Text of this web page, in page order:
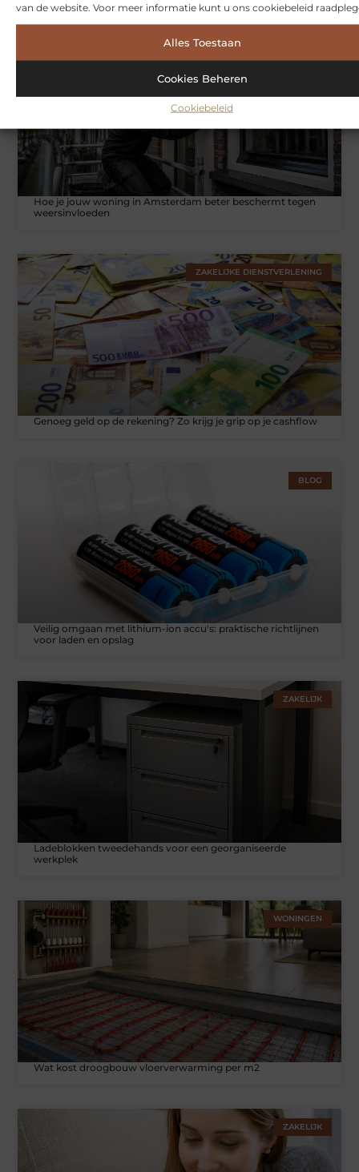
van de website. Voor meer informatie kunt u ons cookiebeleid
Alles Toestaan
Cookies Beheren
Cookiebeleid
Hoe je jouw woning in Amsterdam beter beschermt tegen
weersinvloeden
ZAKELIJKE DIENSTVERLENING
Genoeg geld op de rekening? Zo krijg je grip op je cashflow
BLOG
Veilig omgaan met lithium-ion accu's: praktische richtlijnen
voor laden en opslag
ZAKELIJK
Ladeblokken tweedehands voor een georganiseerde
werkplek
WONINGEN
Wat kost droogbouw vloerverwarming per m2
ZAKELIJK